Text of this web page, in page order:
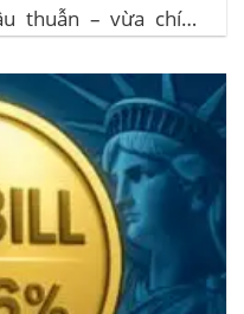
thuẫn – vừa chính
quỹ ETF Bitcoin...